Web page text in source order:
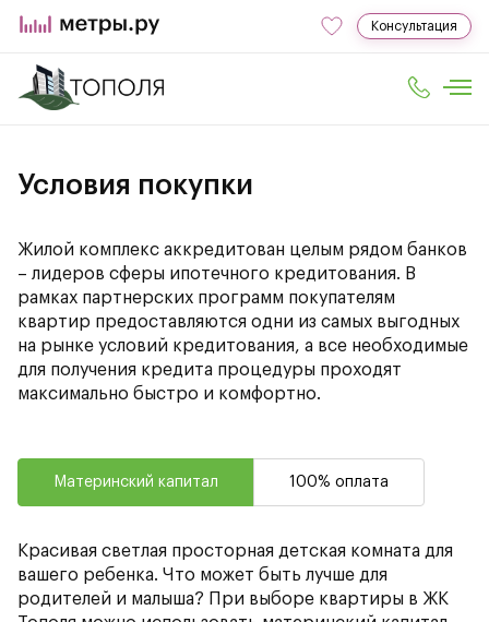
Консультация
Условия покупки
Жилой комплекс аккредитован целым рядом банков
– лидеров сферы ипотечного кредитования. В
рамках партнерских программ покупателям
квартир предоставляются одни из самых выгодных
на рынке условий кредитования, а все необходимые
для получения кредита процедуры проходят
максимально быстро и комфортно.
Материнский капитал 100% оплата
Красивая светлая просторная детская комната для
вашего ребенка. Что может быть лучше для
родителей и малыша? При выборе квартиры в ЖК